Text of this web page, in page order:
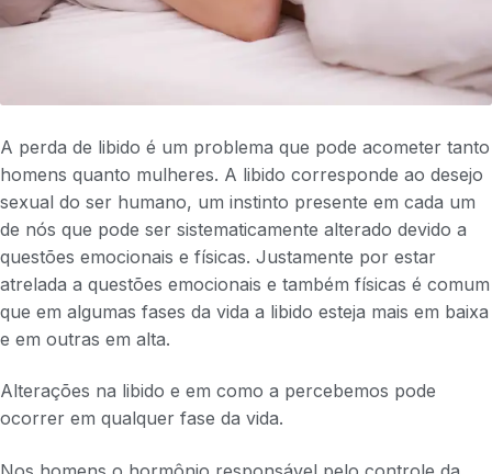
A perda de libido é um problema que pode acometer tanto
homens quanto mulheres. A libido corresponde ao desejo
sexual do ser humano, um instinto presente em cada um
de nós que pode ser sistematicamente alterado devido a
questões emocionais e físicas. Justamente por estar
atrelada a questões emocionais e também físicas é comum
que em algumas fases da vida a libido esteja mais em baixa
e em outras em alta.
Alterações na libido e em como a percebemos pode
ocorrer em qualquer fase da vida.